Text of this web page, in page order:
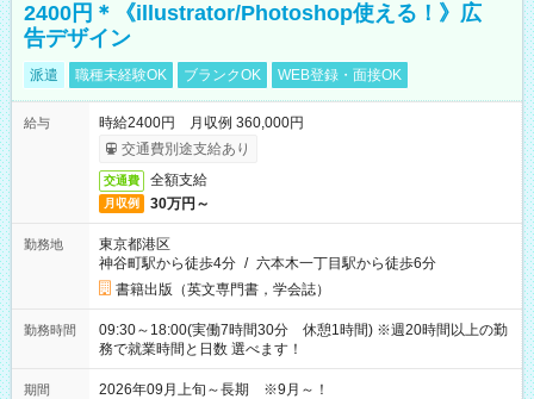
2400円＊《illustrator/Photoshop使える！》広
告デザイン
派遣 職種未経験OK ブランクOK WEB登録・面接OK
給与
時給2400円 月収例 360,000円
交通費別途支給あり
交通費 全額支給
月収例 30万円～
勤務地
東京都港区
神谷町駅から徒歩4分 / 六本木一丁目駅から徒歩6分
書籍出版（英文専門書，学会誌）
勤務時間
09:30～18:00(実働7時間30分 休憩1時間) ※週20時間以上の勤
務で就業時間と日数 選べます！
期間 2026年09月上旬～長期 ※9月～！